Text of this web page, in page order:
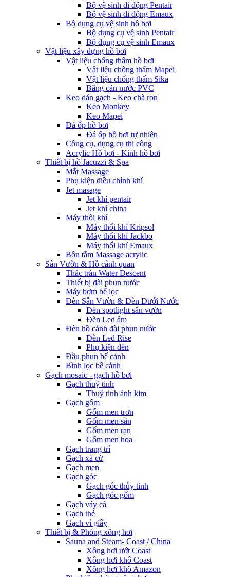
Bộ vệ sinh di động Pentair
Bộ vệ sinh di động Emaux
Bộ dụng cụ vệ sinh hồ bơi
Bộ dụng cụ vệ sinh Pentair
Bộ dụng cụ vệ sinh Emaux
Vật liệu xây dựng hồ bơi
Vật liệu chống thấm hồ bơi
Vật liệu chống thấm Mapei
Vật liệu chống thấm Sika
Băng cản nước PVC
Keo dán gạch - Keo chà ron
Keo Monkey
Keo Mapei
Đá ốp hồ bơi
Đá ốp hồ bơi tự nhiên
Công cụ, dụng cụ thi công
Acrylic Hồ bơi - Kính hồ bơi
Thiết bị hồ Jacuzzi & Spa
Mắt Massage
Phụ kiện điều chỉnh khí
Jet masage
Jet khí pentair
Jet khí china
Máy thổi khí
Máy thổi khí Kripsol
Máy thổi khí Jackbo
Máy thổi khí Emaux
Bồn tắm Massage acrylic
Sân Vườn & Hồ cảnh quan
Thác tràn Water Descent
Thiết bị đài phun nước
Máy bơm bể lọc
Đèn Sân Vườn & Đèn Dưới Nước
Đèn spotlight sân vườn
Đèn Led âm
Đèn hồ cảnh đài phun nước
Đèn Led Rise
Phụ kiện đèn
Đầu phun bể cảnh
Bình lọc bể cảnh
Gạch mosaic - gạch hồ bơi
Gạch thuỷ tinh
Thuỷ tinh ánh kim
Gạch gốm
Gốm men trơn
Gốm men sần
Gốm men rạn
Gốm men hoa
Gạch trang trí
Gạch xà cừ
Gạch men
Gạch góc
Gạch góc thủy tinh
Gạch góc gốm
Gạch vảy cá
Gạch thẻ
Gạch vỉ giấy
Thiết bị & Phòng xông hơi
Sauna and Steam- Coast / China
Xông hơi ướt Coast
Xông hơi khô Coast
Xông hơi khô Amazon